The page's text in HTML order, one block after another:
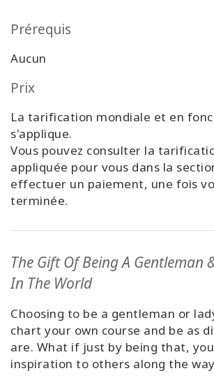
Prérequis
Aucun
Prix
La tarification mondiale et en
s'applique.
Vous pouvez consulter la
appliquée pour vous dans la
effectuer un paiement, une fois
terminée.
The Gift Of Being A Gentleman
In The World
Choosing to be a gentleman or
chart your own course and be as
are. What if just by being that,
inspiration to others along the